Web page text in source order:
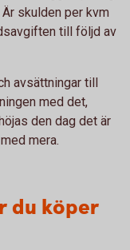
skulden per kvm
till följd av
avsättningar till
med det,
den dag det är
mera.
du köper